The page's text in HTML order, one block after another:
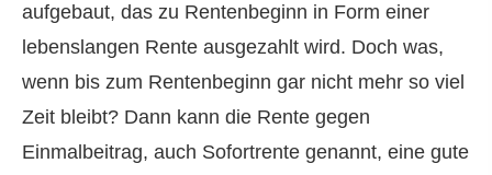
aufgebaut, das zu Rentenbeginn in Form einer
lebenslangen Rente ausgezahlt wird. Doch was,
wenn bis zum Rentenbeginn gar nicht mehr so viel
Zeit bleibt? Dann kann die Rente gegen
Einmalbeitrag, auch Sofortrente genannt, eine gute